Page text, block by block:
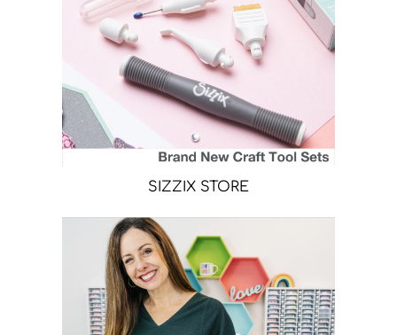
SIZZIX STORE